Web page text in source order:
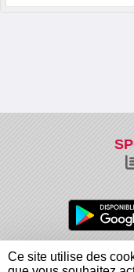
Charte
Informations
Ce site utilise des